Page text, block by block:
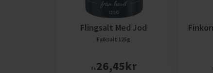
Flingsalt Med Jod
Falksalt 125g
fr.26,45kr